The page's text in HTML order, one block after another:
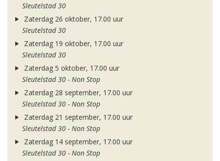
Sleutelstad 30
Zaterdag 26 oktober, 17.00 uur
Sleutelstad 30
Zaterdag 19 oktober, 17.00 uur
Sleutelstad 30
Zaterdag 5 oktober, 17.00 uur
Sleutelstad 30 - Non Stop
Zaterdag 28 september, 17.00 uur
Sleutelstad 30 - Non Stop
Zaterdag 21 september, 17.00 uur
Sleutelstad 30 - Non Stop
Zaterdag 14 september, 17.00 uur
Sleutelstad 30 - Non Stop